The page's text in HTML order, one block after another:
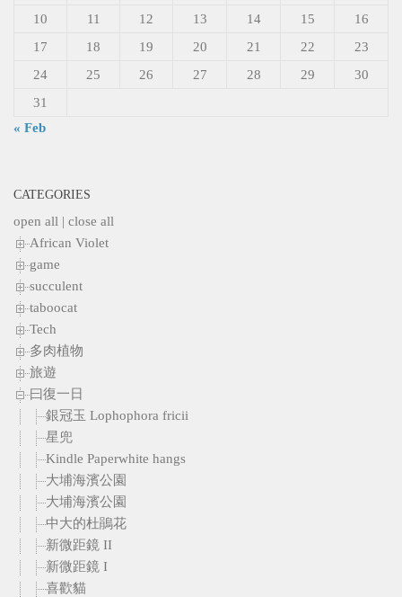
10
11 12 13 14 15
16
17
18 19 20 21 22
23
24
25 26 27 28 29
30
31
« Feb
CATEGORIES
open all | close all
African Violet
game
succulent
taboocat
Tech
多肉植物
旅遊
曰復一日
銀冠玉 Lophophora fricii
星兜
Kindle Paperwhite hangs
大埔海濱公園
大埔海濱公園
中大的杜鵑花
新微距鏡 II
新微距鏡 I
喜歡貓